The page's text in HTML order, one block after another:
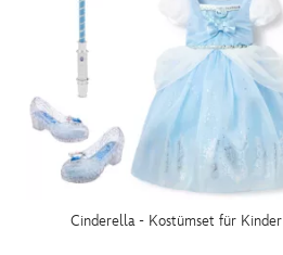
Cinderella - Kostümset für Kinder